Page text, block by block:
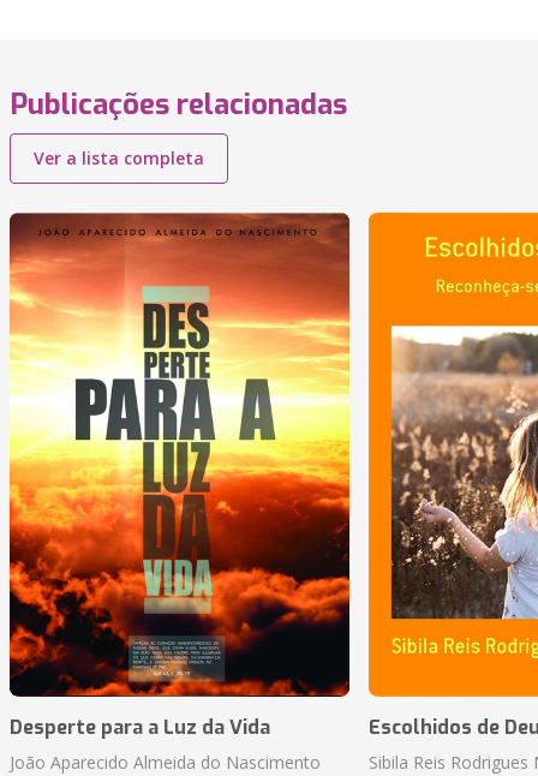
Publicações relacionadas
Ver a lista completa
Desperte para a Luz da Vida
João Aparecido Almeida do Nascimento
Escolhidos de
Sibila Reis